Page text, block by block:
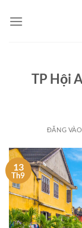
qua
TP Hội
ĐĂNG VÀO
13
Th9